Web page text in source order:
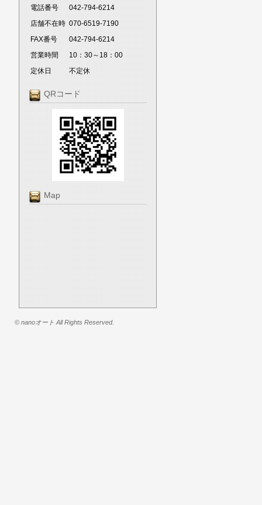
電話番号
042-794-6214
店舗不在時 070-6519-7190
FAX番号
042-794-6214
営業時間
10：30～18：00
定休日
不定休
QRコード
Map
© nanoオート All Rights Reserved.